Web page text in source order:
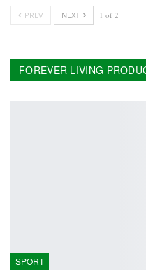
PREV NEXT 1 of 2
FOREVER LIVING
SPORT